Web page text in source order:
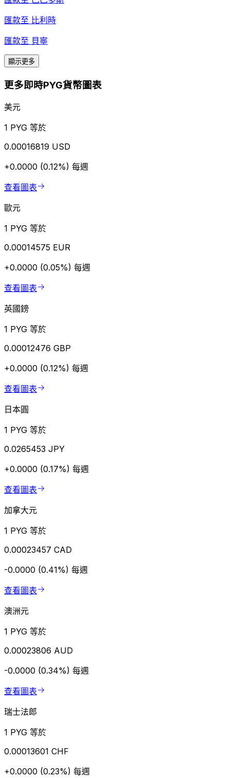
匯款至 比利時
匯款至 貝寧
顯示更多
更多即時PYG貨幣圖表
美元
1 PYG 等於
0.00016819 USD
+0.0000 (0.12%) 每週
查看圖表
歐元
1 PYG 等於
0.00014575 EUR
+0.0000 (0.05%) 每週
查看圖表
英國鎊
1 PYG 等於
0.00012476 GBP
+0.0000 (0.12%) 每週
查看圖表
日本圓
1 PYG 等於
0.0265453 JPY
+0.0000 (0.17%) 每週
查看圖表
加拿大元
1 PYG 等於
0.00023457 CAD
-0.0000 (0.41%) 每週
查看圖表
澳洲元
1 PYG 等於
0.00023806 AUD
-0.0000 (0.34%) 每週
查看圖表
瑞士法郎
1 PYG 等於
0.00013601 CHF
+0.0000 (0.23%) 每週